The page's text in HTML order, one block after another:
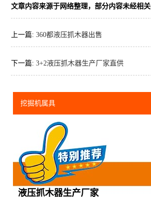
文章内容来源于网络整理，部分内容未经相
上一篇: 360都液压抓木器出售
下一篇: 3+2液压抓木器生产厂家直供
挖掘机属具
液压抓木器生产厂家